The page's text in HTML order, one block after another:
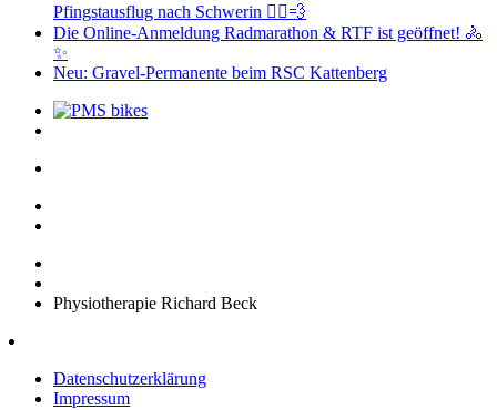
Pfingstausflug nach Schwerin 🚴‍♂️💨
Die Online-Anmeldung Radmarathon & RTF ist geöffnet! 🚴
✨
Neu: Gravel-Permanente beim RSC Kattenberg
Physiotherapie Richard Beck
Datenschutzerklärung
Impressum